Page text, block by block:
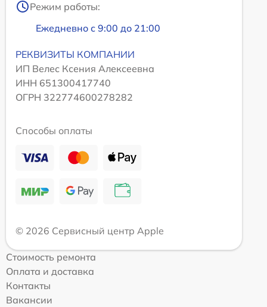
Режим работы:
Ежедневно с 9:00 до 21:00
РЕКВИЗИТЫ КОМПАНИИ
ИП Велес Ксения Алексеевна
ИНН 651300417740
ОГРН 322774600278282
Способы оплаты
© 2026 Сервисный центр Apple
Стоимость ремонта
Оплата и доставка
Контакты
Вакансии